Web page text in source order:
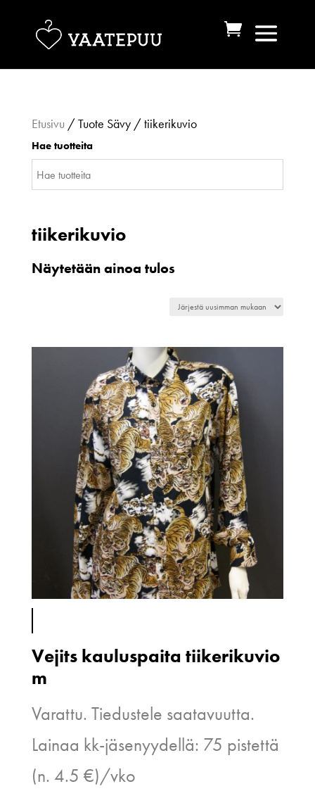
Etusivu / Tuote Sävy / tiikerikuvio
Hae tuotteita
tiikerikuvio
Näytetään ainoa tulos
Vejits kauluspaita tiikerikuvio
m
Varattu. Tiedustele saatavuutta.
Lainaa kk-jäsenyydellä: 75 pistettä
(n. 4.5 €)/vko